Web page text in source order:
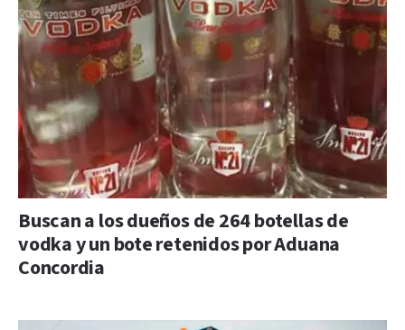
Buscan a los dueños de 264 botellas de
vodka y un bote retenidos por Aduana
Concordia